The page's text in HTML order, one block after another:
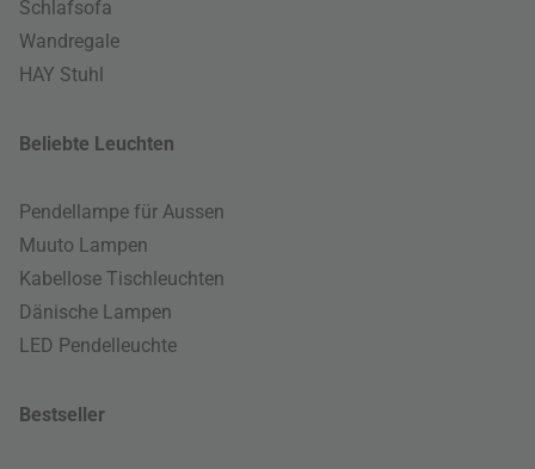
Schlafsofa
Wandregale
HAY Stuhl
Beliebte Leuchten
Pendellampe für Aussen
Muuto Lampen
Kabellose Tischleuchten
Dänische Lampen
LED Pendelleuchte
Bestseller